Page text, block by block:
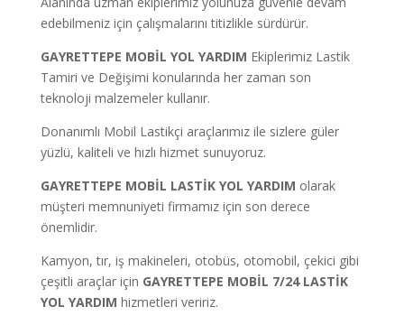
edebilmeniz için çalışmalarını titizlikle sürdürür.
GAYRETTEPE MOBİL YOL YARDIM Ekiplerimiz Lastik
Tamiri ve Değişimi konularında her zaman son
teknoloji malzemeler kullanır.
Donanımlı Mobil Lastikçi araçlarımız ile sizlere güler
yüzlü, kaliteli ve hızlı hizmet sunuyoruz.
GAYRETTEPE MOBİL LASTİK YOL YARDIM olarak
müşteri memnuniyeti firmamız için son derece
önemlidir.
Kamyon, tır, iş makineleri, otobüs, otomobil, çekici gibi
çeşitli araçlar için GAYRETTEPE MOBİL 7/24 LASTİK
YOL YARDIM hizmetleri veririz.